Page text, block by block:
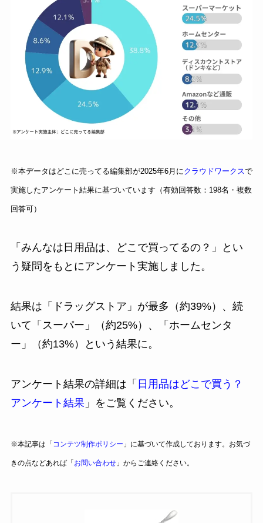
※本データはどこに売ってる編集部が2025年6月にクラウドワークスで
実施したアンケート結果に基づいています（有効回答数：198名・複数
回答可）
「みんなは日用品は、どこで買ってるの？」とい
う疑問をもとにアンケート実施しました。
結果は「ドラッグストア」が最多（約39%）、続
いて「スーパー」（約25%）、「ホームセンタ
ー」（約13%）という結果に。
アンケート結果の詳細は「 日用品はどこで買う？
アンケート結果 」をご覧ください。
※本記事は「 コンテツ制作ポリシー 」に基づいて作成しております。お気づ
きの点などあれば「 お問い合わせ」からご連絡ください。